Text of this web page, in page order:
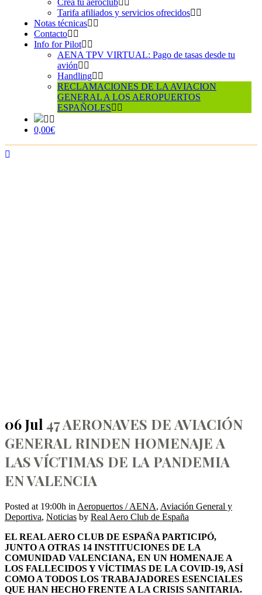
Crea tu aeroclub
Tarifa afiliados y servicios ofrecidos
Notas técnicas
Contacto
Info for Pilot
AENA TPV VIRTUAL: Pago de tasas desde tu
avión
Handling
RECLAMACIONES DE LA AVIACION
GENERAL A LOS AEROPUERTOS
ESPAÑOLES
0,00€
VÍCTIMAS DE LA
PANDEMIA EN VALENCIA
06 Jul 47 AERONAVES DE AVIACIÓN
GENERAL RINDEN HOMENAJE A
LAS VÍCTIMAS DE LA PANDEMIA
EN VALENCIA
Posted at 19:00h in Aeropuertos / AENA, Aviación General y
Deportiva, Noticias by Real Aero Club de España
EL REAL AERO CLUB DE ESPAÑA PARTICIPÓ,
JUNTO A OTRAS 14 INSTITUCIONES DE LA
COMUNIDAD VALENCIANA, EN UN HOMENAJE A
LOS FALLECIDOS Y VÍCTIMAS DE LA COVID-19, ASÍ
COMO A TODOS LOS TRABAJADORES ESENCIALES
QUE HAN HECHO FRENTE A LA CRISIS SANITARIA.